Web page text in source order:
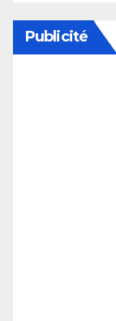
Publicité